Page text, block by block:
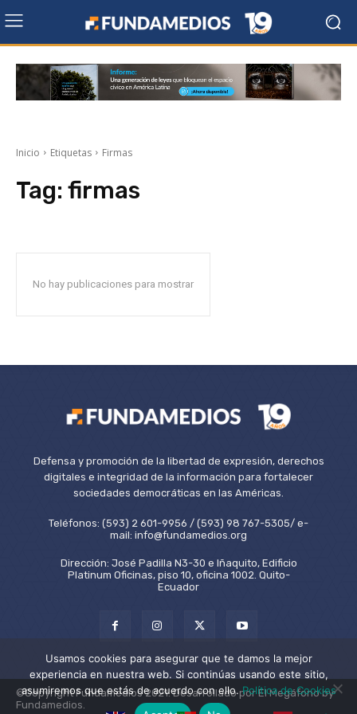
Inicio Etiquetas Firmas
Tag: firmas
No hay publicaciones para mostrar
Defensa y promoción de la libertad de expresión, derechos
digitales e integridad de la información para fortalecer
sociedades democráticas en las Américas.
Teléfonos: (593) 2 601-9956 / (593) 98 767-5305/ e-
mail: info@fundamedios.org
Dirección: José Padilla N3-30 e Iñaquito, Edificio
Platinum Oficinas, piso 10, oficina 1002. Quito-
Ecuador
©Copyright Fundamedios 2021. Desarrollado por El Megáfono by
Fundamedios.
Usamos cookies para asegurar que te damos la mejor
experiencia en nuestra web. Si continúas usando este sitio,
asumiremos que estás de acuerdo con ello.Política de Cookies